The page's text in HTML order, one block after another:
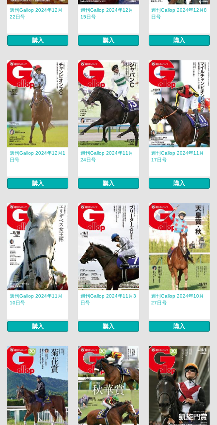
週刊Gallop 2024年12月
22日号
購入
週刊Gallop 2024年12月
15日号
購入
週刊Gallop 2024年12月8
日号
購入
週刊Gallop 2024年12月1
日号
購入
週刊Gallop 2024年11月
24日号
購入
週刊Gallop 2024年11月
17日号
購入
週刊Gallop 2024年11月
10日号
購入
週刊Gallop 2024年11月3
日号
購入
週刊Gallop 2024年10月
27日号
購入